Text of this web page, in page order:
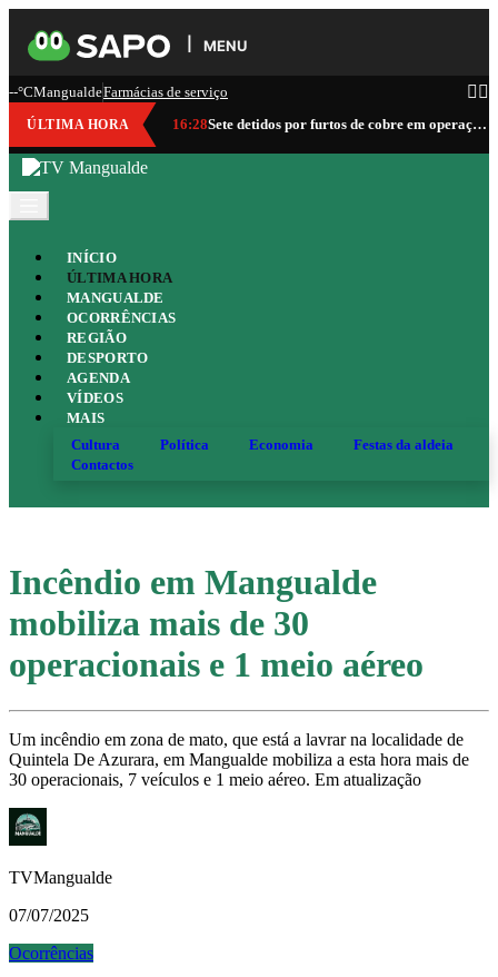
MENU
--°CMangualdeFarmácias de serviço
ÚLTIMA HORA 16:28 Sete detidos por furtos de cobre em operação da GNR que abrangeu Mangualde
INÍCIO
ÚLTIMA HORA
MANGUALDE
OCORRÊNCIAS
REGIÃO
DESPORTO
AGENDA
VÍDEOS
MAIS
Cultura
Política Economia
Festas da aldeia
Contactos
Incêndio em Mangualde
mobiliza mais de 30
operacionais e 1 meio aéreo
Um incêndio em zona de mato, que está a lavrar na localidade de
Quintela De Azurara, em Mangualde mobiliza a esta hora mais de
30 operacionais, 7 veículos e 1 meio aéreo. Em atualização
TVMangualde
07/07/2025
Ocorrências